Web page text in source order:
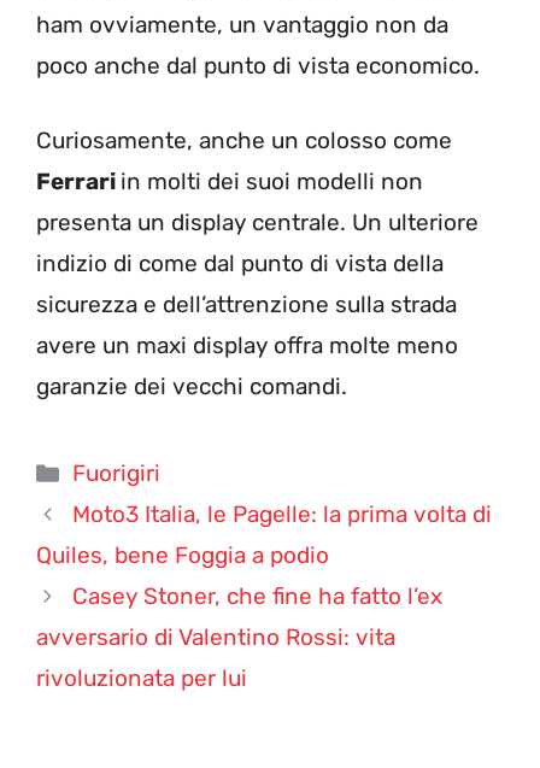
ham ovviamente, un vantaggio non da
poco anche dal punto di vista economico.
Curiosamente, anche un colosso come
Ferrari in molti dei suoi modelli non
presenta un display centrale. Un ulteriore
indizio di come dal punto di vista della
sicurezza e dell’attrenzione sulla strada
avere un maxi display offra molte meno
garanzie dei vecchi comandi.
Categorie
Fuorigiri
Moto3 Italia, le Pagelle: la prima volta di
Quiles, bene Foggia a podio
Casey Stoner, che fine ha fatto l’ex
avversario di Valentino Rossi: vita
rivoluzionata per lui